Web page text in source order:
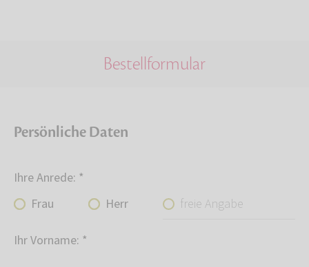
Bestellformular
Persönliche Daten
Ihre Anrede: *
Frau
Herr freie Angabe
Ihr Vorname: *